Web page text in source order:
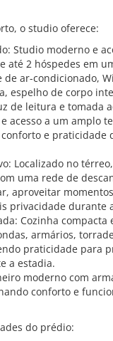
o studio oferece:
Studio moderno e
até 2 hóspedes em
de ar-condicionado,
espelho de corpo
de leitura e tomada
acesso a um amplo
e praticidade
Localizado no
uma rede de
aproveitar
privacidade durante
Cozinha compacta
armários,
praticidade para
a estadia.
moderno com
conforto e
do prédio: